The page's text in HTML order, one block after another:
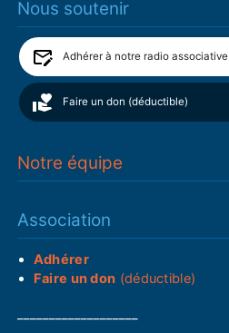
Nous soutenir
Adhérer à notre radio associative
Faire un don (déductible)
Notre équipe
Association
Adhérer
Faire un don (déductible)